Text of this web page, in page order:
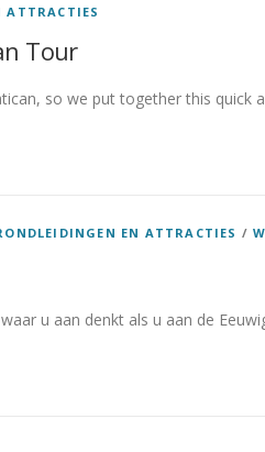
ATTRACTIES
Tour
so we put together this quick
EN ATTRACTIES /
u aan denkt als u aan de